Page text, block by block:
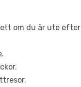
om du är ute efter